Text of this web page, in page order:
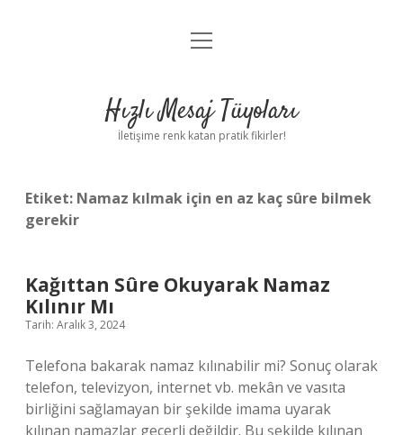
Anasayfa
Yasal Uyarı
menüyü
Hızlı Mesaj Tüyoları
İletişime renk katan pratik fikirler!
Etiket: Namaz kılmak için en az kaç sûre bilmek
gerekir
Kağıttan Sûre Okuyarak Namaz
Kılınır Mı
Tarih: Aralık 3, 2024
Telefona bakarak namaz kılınabilir mi? Sonuç olarak
telefon, televizyon, internet vb. mekân ve vasıta
birliğini sağlamayan bir şekilde imama uyarak
kılınan namazlar geçerli değildir. Bu şekilde kılınan